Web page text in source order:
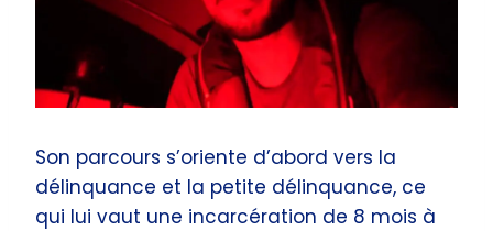
Son parcours s’oriente d’abord vers la
délinquance et la petite délinquance, ce
qui lui vaut une incarcération de 8 mois à